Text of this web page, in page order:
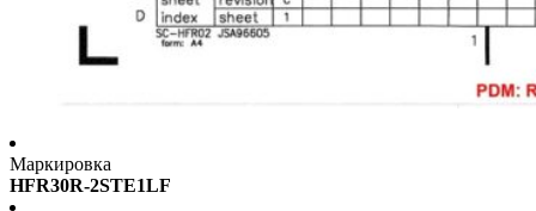
Маркировка
HFR30R-2STE1LF